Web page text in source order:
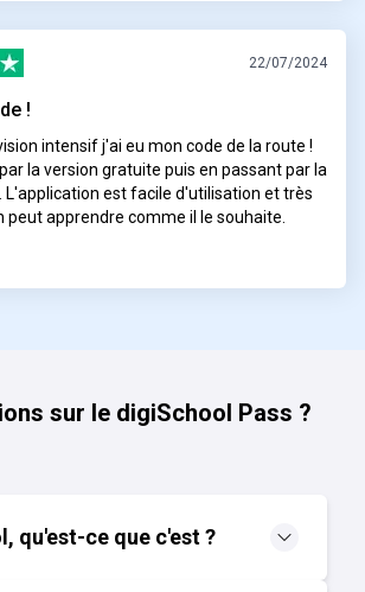
22/07/2024
!
intensif j'ai eu mon code de la route !
la version gratuite puis en passant par la
L'application est facile d'utilisation et très
peut apprendre comme il le souhaite.
sur le digiSchool Pass ?
qu'est-ce que c'est ?